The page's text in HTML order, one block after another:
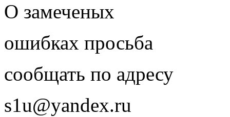
О замеченых
ошибках просьба
сообщать по адресу
s1u@yandex.ru